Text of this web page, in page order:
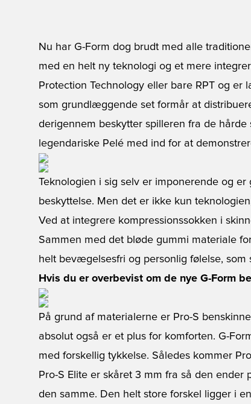
Nu har G-Form dog brudt med alle
med en helt ny teknologi og et mere
Protection Technology eller bare RPT og
som grundlæggende set formår at
derigennem beskytter spilleren fra de
legendariske Pelé med ind for at
Teknologien i sig selv er imponerende og
beskyttelse. Men det er ikke kun
Ved at integrere kompressionssokken i
Sammen med det bløde gummi materiale
helt bevægelsesfri og personlig følelse, som
Hvis du er overbevist om de nye G-Form
På grund af materialerne er Pro-S
absolut også er et plus for komforten. G-
med forskellig tykkelse. Således kommer
Pro-S Elite er skåret 3 mm fra så den
den samme. Den helt store forskel ligger i